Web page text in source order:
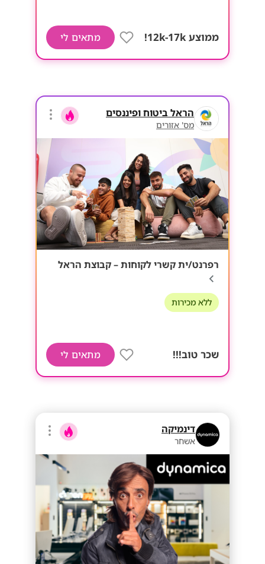
ממוצע 12k-17k! מתאים לי
הראל ביטוח ופיננסים
מס' אזורים
רפרנט/ית קשרי לקוחות – קבוצת הראל
ללא מכירות
שכר טוב!!! מתאים לי
דינמיקה
אשחר